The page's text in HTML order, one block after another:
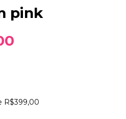
pink
R$399,00